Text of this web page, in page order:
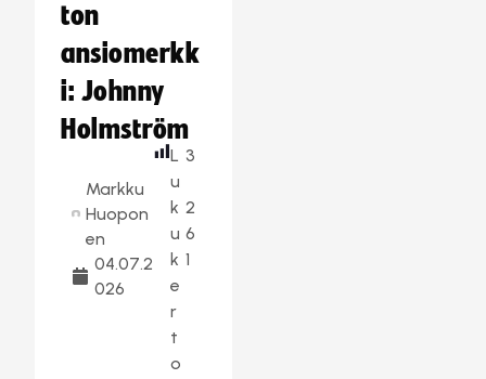
ton
ansiomerkk
i: Johnny
Holmström
Markku
Huopon
en
04.07.2
026
L
u
k
u
k
e
r
t
o
3
2
6
1